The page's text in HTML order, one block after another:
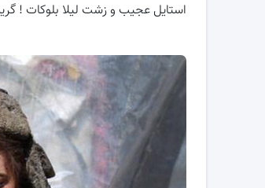
استایل عجیب و زشت لیلا بلوکات !